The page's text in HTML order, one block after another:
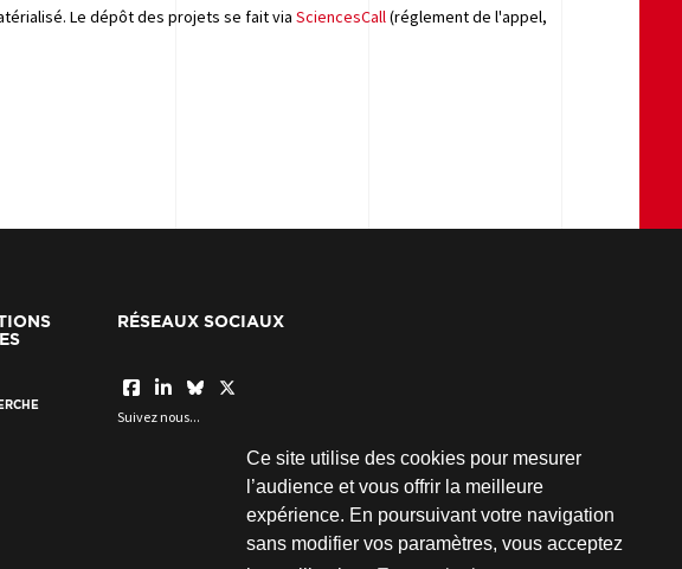
Ce site utilise des cookies pour mesurer
l’audience et vous offrir la meilleure
expérience. En poursuivant votre navigation
sans modifier vos paramètres, vous acceptez
Le dépôt des projets se fait via SciencesCall (réglement de l'appel,
RÉSEAUX SOCIAUX
Suivez nous...